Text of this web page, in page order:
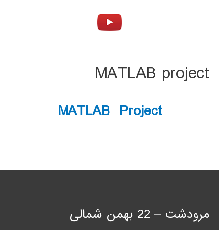
MATLAB project
MATLAB Project
مرودشت – 22 بهمن شمالی